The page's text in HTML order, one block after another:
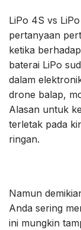
LiPo 4S vs
pertanyaan
ketika
baterai LiPo
dalam
drone balap,
Alasan untuk
terletak pada
ringan.
Namun
Anda sering
ini mungkin